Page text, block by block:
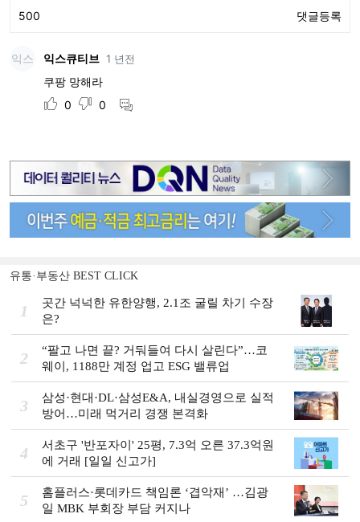
유통·부동산 BEST CLICK
1
곳간 넉넉한 유한양행, 2.1조 굴릴 차기 수장
은?
2
“팔고 나면 끝? 거둬들여 다시 살린다”…코
웨이, 1188만 계정 업고 ESG 밸류업
3
삼성·현대·DL·삼성E&A, 내실경영으로 실적
방어…미래 먹거리 경쟁 본격화
4
서초구 '반포자이' 25평, 7.3억 오른 37.3억원
에 거래 [일일 신고가]
5
홈플러스·롯데카드 책임론 ‘겹악재’ …김광
일 MBK 부회장 부담 커지나